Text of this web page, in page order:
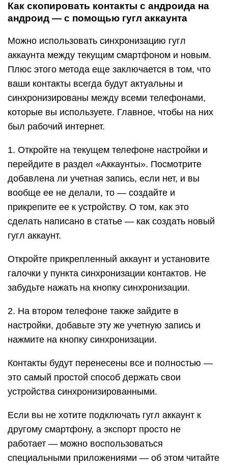
Как скопировать контакты с андроида на
андроид — с помощью гугл аккаунта
Можно использовать синхронизацию гугл
аккаунта между текущим смартфоном и новым.
Плюс этого метода еще заключается в том, что
ваши контакты всегда будут актуальны и
синхронизированы между всеми телефонами,
которые вы используете. Главное, чтобы на них
был рабочий интернет.
1. Откройте на текущем телефоне настройки и
перейдите в раздел «Аккаунты». Посмотрите
добавлена ли учетная запись, если нет, и вы
вообще ее не делали, то — создайте и
прикрепите ее к устройству. О том, как это
сделать написано в статье — как создать новый
гугл аккаунт.
Откройте прикрепленный аккаунт и установите
галочки у пункта синхронизации контактов. Не
забудьте нажать на кнопку синхронизации.
2. На втором телефоне также зайдите в
настройки, добавьте эту же учетную запись и
нажмите на кнопку синхронизации.
Контакты будут перенесены все и полностью —
это самый простой способ держать свои
устройства синхронизированными.
Если вы не хотите подключать гугл аккаунт к
другому смартфону, а экспорт просто не
работает — можно воспользоваться
специальными приложениями — об этом читайте